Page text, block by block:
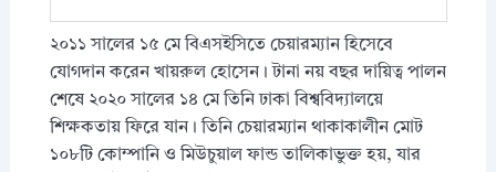
২০১১ সালের ১৫ মে বিএসইসিতে চেয়ারম্যান হিসেবে
যোগদান করেন খায়রুল হোসেন। টানা নয় বছর দায়িত্ব পালন
শেষে ২০২০ সালের ১৪ মে তিনি ঢাকা বিশ্ববিদ্যালয়ে
শিক্ষকতায় ফিরে যান। তিনি চেয়ারম্যান থাকাকালীন মোট
১০৮টি কোম্পানি ও মিউচুয়াল ফান্ড তালিকাভুক্ত হয়, যার